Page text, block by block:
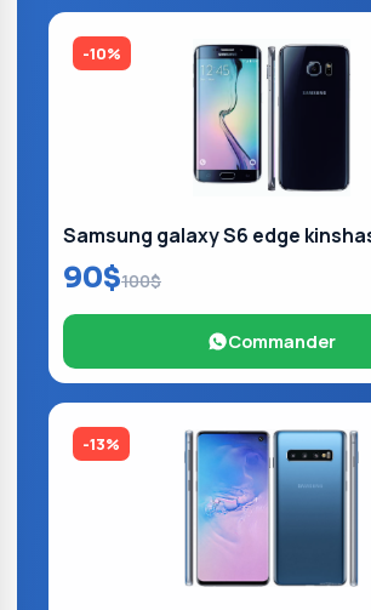
-10%
Samsung galaxy S6 edge
90$100$
Commander
-13%